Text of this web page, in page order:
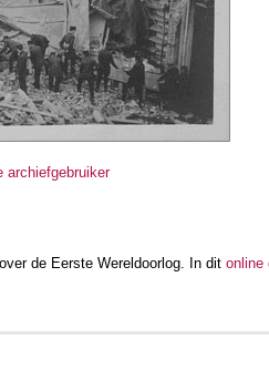
archiefgebruiker
de Eerste Wereldoorlog. In dit online